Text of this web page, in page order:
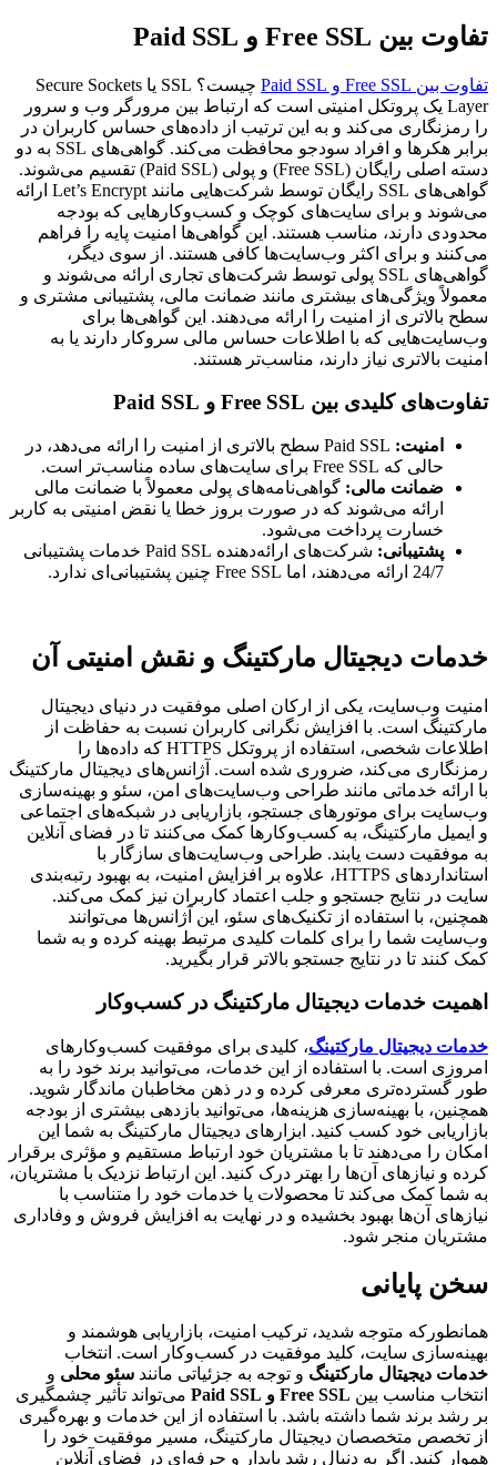
تفاوت بین Free SSL و Paid SSL
تفاوت بین Free SSL و Paid SSL
چیست؟ SSL یا Secure Sockets
Layer یک پروتکل امنیتی است که ارتباط بین مرورگر وب و سرور
را رمزنگاری می‌کند و به این ترتیب از داده‌های حساس کاربران در
برابر هکرها و افراد سودجو محافظت می‌کند. گواهی‌های SSL به دو
دسته اصلی رایگان (Free SSL) و پولی (Paid SSL) تقسیم می‌شوند.
گواهی‌های SSL رایگان توسط شرکت‌هایی مانند Let’s Encrypt ارائه
می‌شوند و برای سایت‌های کوچک و کسب‌وکارهایی که بودجه
محدودی دارند، مناسب هستند. این گواهی‌ها امنیت پایه را فراهم
می‌کنند و برای اکثر وب‌سایت‌ها کافی هستند. از سوی دیگر،
گواهی‌های SSL پولی توسط شرکت‌های تجاری ارائه می‌شوند و
معمولاً ویژگی‌های بیشتری مانند ضمانت مالی، پشتیبانی مشتری و
سطح بالاتری از امنیت را ارائه می‌دهند. این گواهی‌ها برای
وب‌سایت‌هایی که با اطلاعات حساس مالی سروکار دارند یا به
امنیت بالاتری نیاز دارند، مناسب‌تر هستند.
تفاوت‌های کلیدی بین Free SSL و Paid SSL
امنیت:
Paid SSL سطح بالاتری از امنیت را ارائه می‌دهد، در
حالی که Free SSL برای سایت‌های ساده مناسب‌تر است.
ضمانت مالی: گواهی‌نامه‌های پولی معمولاً با ضمانت مالی
ارائه می‌شوند که در صورت بروز خطا یا نقض امنیتی به کاربر
خسارت پرداخت می‌شود.
پشتیبانی:
شرکت‌های ارائه‌دهنده Paid SSL خدمات پشتیبانی
24/7 ارائه می‌دهند، اما Free SSL چنین پشتیبانی‌ای ندارد.
خدمات دیجیتال مارکتینگ و نقش امنیتی آن
امنیت وب‌سایت، یکی از ارکان اصلی موفقیت در دنیای دیجیتال
مارکتینگ است. با افزایش نگرانی کاربران نسبت به حفاظت از
اطلاعات شخصی، استفاده از پروتکل HTTPS که داده‌ها را
رمزنگاری می‌کند، ضروری شده است. آژانس‌های دیجیتال مارکتینگ
با ارائه خدماتی مانند طراحی وب‌سایت‌های امن، سئو و بهینه‌سازی
وب‌سایت برای موتورهای جستجو، بازاریابی در شبکه‌های اجتماعی
و ایمیل مارکتینگ، به کسب‌وکارها کمک می‌کنند تا در فضای آنلاین
به موفقیت دست یابند. طراحی وب‌سایت‌های سازگار با
استانداردهای HTTPS، علاوه بر افزایش امنیت، به بهبود رتبه‌بندی
سایت در نتایج جستجو و جلب اعتماد کاربران نیز کمک می‌کند.
همچنین، با استفاده از تکنیک‌های سئو، این آژانس‌ها می‌توانند
وب‌سایت شما را برای کلمات کلیدی مرتبط بهینه کرده و به شما
کمک کنند تا در نتایج جستجو بالاتر قرار بگیرید.
اهمیت خدمات دیجیتال مارکتینگ در کسب‌وکار
خدمات دیجیتال مارکتینگ، کلیدی برای موفقیت کسب‌وکارهای
امروزی است. با استفاده از این خدمات، می‌توانید برند خود را به
طور گسترده‌تری معرفی کرده و در ذهن مخاطبان ماندگار شوید.
همچنین، با بهینه‌سازی هزینه‌ها، می‌توانید بازدهی بیشتری از بودجه
بازاریابی خود کسب کنید. ابزارهای دیجیتال مارکتینگ به شما این
امکان را می‌دهند تا با مشتریان خود ارتباط مستقیم و مؤثری برقرار
کرده و نیازهای آن‌ها را بهتر درک کنید. این ارتباط نزدیک با مشتریان،
به شما کمک می‌کند تا محصولات یا خدمات خود را متناسب با
نیازهای آن‌ها بهبود بخشیده و در نهایت به افزایش فروش و وفاداری
مشتریان منجر شود.
سخن پایانی
همانطورکه متوجه شدید، ترکیب امنیت، بازاریابی هوشمند و
بهینه‌سازی سایت، کلید موفقیت در کسب‌وکار است. انتخاب
خدمات دیجیتال مارکتینگ و توجه به جزئیاتی مانند سئو محلی و
انتخاب مناسب بین Free SSL و Paid SSL می‌تواند تأثیر چشمگیری
بر رشد برند شما داشته باشد. با استفاده از این خدمات و بهره‌گیری
از تخصص متخصصان دیجیتال مارکتینگ، مسیر موفقیت خود را
هموار کنید. اگر به دنبال رشد پایدار و حرفه‌ای در فضای آنلاین